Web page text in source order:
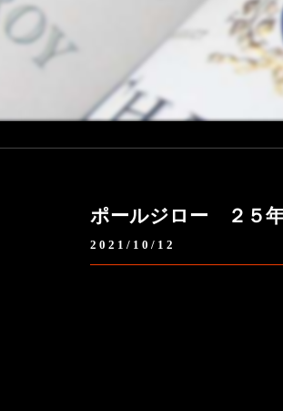
ポールジロー ２５
2021/10/12